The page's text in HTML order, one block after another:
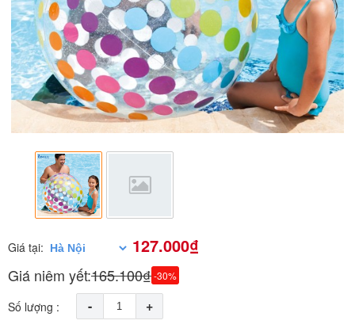
Giá tại: 127.000₫
Giá niêm yết:165.100₫-30%
Số lượng : - +